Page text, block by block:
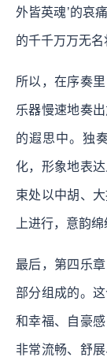
外皆英魂’的哀
的千千万万无名
所以，在序奏
乐器慢速地奏
的遐思中。独
化，形象地表
束处以中胡、
上进行，意韵
最后，第四乐
部分组成的。
和幸福、自豪
非常流畅、舒